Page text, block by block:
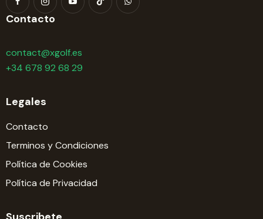
Contacto
contact@xgolf.es
+34 678 92 68 29
Legales
Contacto
Terminos y Condiciones
Política de Cookies
Política de Privacidad